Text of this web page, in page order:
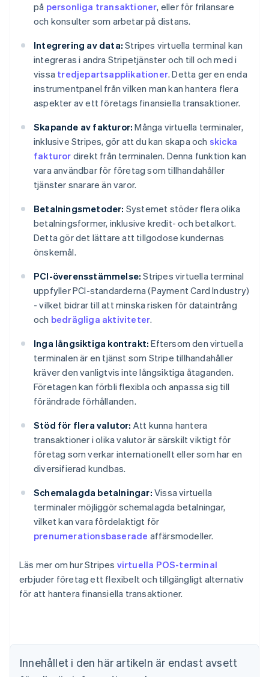
på personliga transaktioner, eller för frilansare
och konsulter som arbetar på distans.
Integrering av data: Stripes virtuella terminal kan
integreras i andra Stripetjänster och till och med i
vissa tredjepartsapplikationer. Detta ger en enda
instrumentpanel från vilken man kan hantera flera
aspekter av ett företags finansiella transaktioner.
Skapande av fakturor: Många virtuella terminaler,
inklusive Stripes, gör att du kan skapa och skicka
fakturor direkt från terminalen. Denna funktion kan
vara användbar för företag som tillhandahåller
tjänster snarare än varor.
Betalningsmetoder: Systemet stöder flera olika
betalningsformer, inklusive kredit- och betalkort.
Detta gör det lättare att tillgodose kundernas
önskemål.
PCI-överensstämmelse: Stripes virtuella terminal
uppfyller PCI-standarderna (Payment Card Industry)
- vilket bidrar till att minska risken för dataintrång
och bedrägliga aktiviteter.
Inga långsiktiga kontrakt: Eftersom den virtuella
terminalen är en tjänst som Stripe tillhandahåller
kräver den vanligtvis inte långsiktiga åtaganden.
Företagen kan förbli flexibla och anpassa sig till
förändrade förhållanden.
Stöd för flera valutor: Att kunna hantera
transaktioner i olika valutor är särskilt viktigt för
företag som verkar internationellt eller som har en
diversifierad kundbas.
Schemalagda betalningar: Vissa virtuella
terminaler möjliggör schemalagda betalningar,
vilket kan vara fördelaktigt för
prenumerationsbaserade affärsmodeller.
Läs mer om hur Stripes virtuella POS-terminal
erbjuder företag ett flexibelt och tillgängligt alternativ
för att hantera finansiella transaktioner.
Innehållet i den här artikeln är endast avsett
Australien
Belgien
NederlandsFrançais Deutsch English
Brasilien
Português English
Danmark